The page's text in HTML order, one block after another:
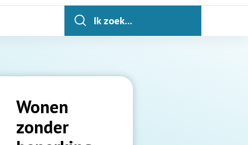
Ik zoek...
Wonen
zonder